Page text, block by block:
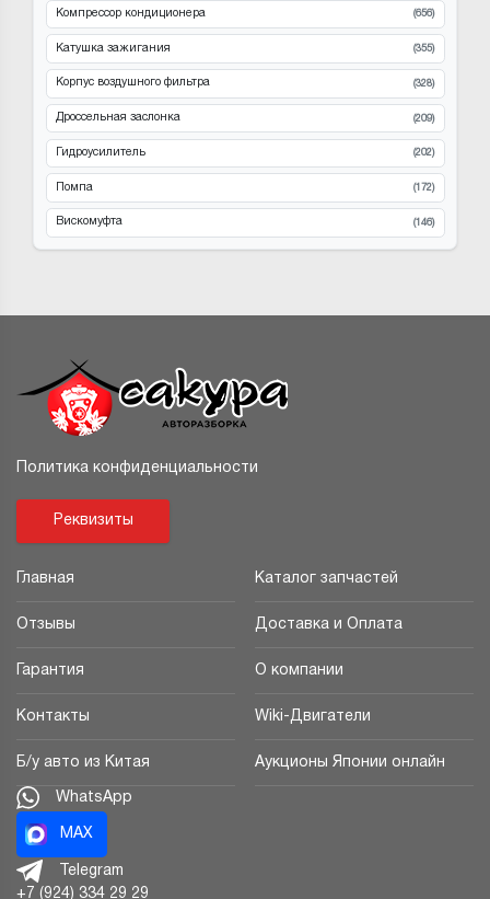
Компрессор кондиционера (656)
Катушка зажигания (355)
Корпус воздушного фильтра (328)
Дроссельная заслонка (209)
Гидроусилитель (202)
Помпа (172)
Вискомуфта (146)
Политика конфиденциальности
Реквизиты
Главная Каталог запчастей
Отзывы Доставка и Оплата
Гарантия О компании
Контакты Wiki-Двигатели
Б/у авто из Китая Аукционы Японии онлайн
WhatsApp
MAX
Telegram
+7 (924) 334 29 29